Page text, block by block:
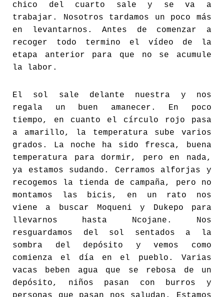
chico del cuarto sale y se va a
trabajar. Nosotros tardamos un poco más
en levantarnos. Antes de comenzar a
recoger todo termino el vídeo de la
etapa anterior para que no se acumule
la labor.
El sol sale delante nuestra y nos
regala un buen amanecer. En poco
tiempo, en cuanto el círculo rojo pasa
a amarillo, la temperatura sube varios
grados. La noche ha sido fresca, buena
temperatura para dormir, pero en nada,
ya estamos sudando. Cerramos alforjas y
recogemos la tienda de campaña, pero no
montamos las bicis, en un rato nos
viene a buscar Moqueni y Dukepo para
llevarnos hasta Ncojane. Nos
resguardamos del sol sentados a la
sombra del depósito y vemos como
comienza el día en el pueblo. Varias
vacas beben agua que se rebosa de un
depósito, niños pasan con burros y